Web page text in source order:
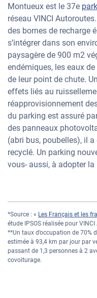
Montueux est le 37e
réseau VINCI
des bornes de recharge
s’intégrer dans son
paysagère de 900 m2
endémiques, les eaux
de leur point de chute.
effets liés au
réapprovisionnement
du parking est assuré
des panneaux
(abri bus, poubelles), il
recyclé. Un parking
vous- aussi, à adopter
*Source : « Les Français et les
étude IPSOS réalisée pour
**Un taux d’occupation de 70%
estimée à 93,4 km par jour par
passant de 1,3 personnes à 2
covoiturage.